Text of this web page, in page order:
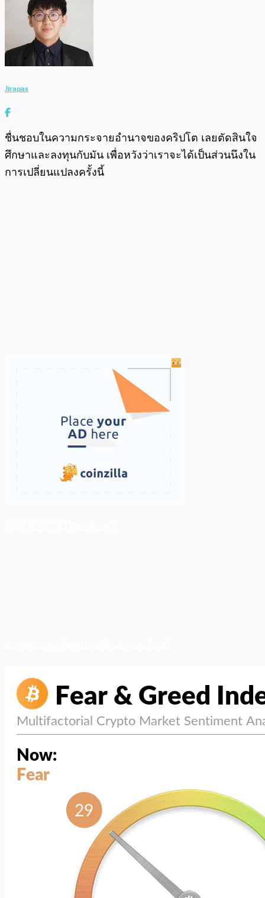
Jirapas
ชื่นชอบในความกระจายอำนาจของคริปโต เลยตัดสินใจ
ศึกษาและลงทุนกับมัน เพื่อหวังว่าเราจะได้เป็นส่วนนึงใน
การเปลี่ยนแปลงครั้งนี้